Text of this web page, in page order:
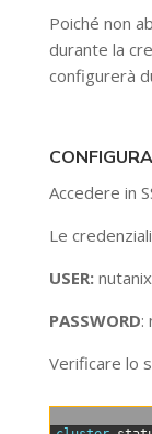
Poiché non
durante la
configurerà
Accedere in
Le
USER:nutanix
PASSWORD:
Verificare lo